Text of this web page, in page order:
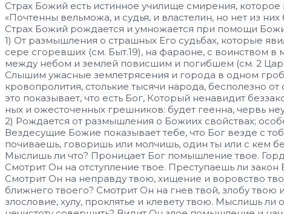
Страх Божий есть истинное училище сми­рения,
«Почтенны вельможа, и судья, и властелин, но нет из
Страх Божий рождается и умножает­ся при помощи
1) От размышления о страшных Его судь­бах, которые
сере сгоревших (см. Быт.19), на фараоне, с воинством
между небом и землей повисшим и по­гибшем (см. 2
Слышим ужас­ные землетрясения и города в одном
кровопролития, столькие тысячи народа, бесполезно
это показывает, что есть Бог, Который ненавидит
ных и ожесточенных грешников: будет геенна, червь
2) Рождается от размышления о Божиих свойствах;
Вездесущие Божие показывает тебе, что Бог везде с
почиваешь, говоришь или мол­чишь, один ты или с кем
Мыслишь ли что? Проницает Бог помыш­ление твое.
Смотрит Он на отступление твое. Преступаешь ли
Смотрит Он на неправду твою, хищение и воровство
ближнего твоего? Смотрит Он на гнев твой, злобу
злословие, хулу, проклятье и клевету твою. Мыслишь ли